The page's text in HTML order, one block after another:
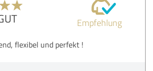
Empfehlung
flexibel und perfekt !